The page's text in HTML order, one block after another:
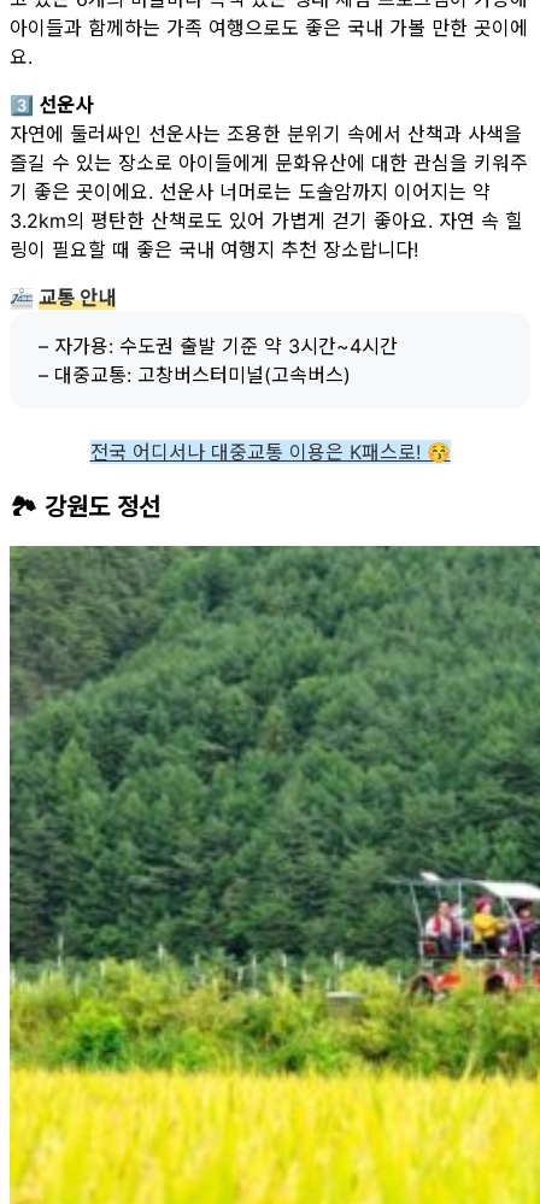
아이들과 함께하는 가족 여행으로도 좋은 국내 가볼 만한 곳이에
요.
3️⃣ 선운사
자연에 둘러싸인 선운사는 조용한 분위기 속에서 산책과 사색을
즐길 수 있는 장소로 아이들에게 문화유산에 대한 관심을 키워주
기 좋은 곳이에요. 선운사 너머로는 도솔암까지 이어지는 약
3.2km의 평탄한 산책로도 있어 가볍게 걷기 좋아요. 자연 속 힐
링이 필요할 때 좋은 국내 여행지 추천 장소랍니다!
🚈 교통 안내
– 자가용: 수도권 출발 기준 약 3시간~4시간
– 대중교통: 고창버스터미널(고속버스)
전국 어디서나 대중교통 이용은 K패스로! 😚
🏞 강원도 정선